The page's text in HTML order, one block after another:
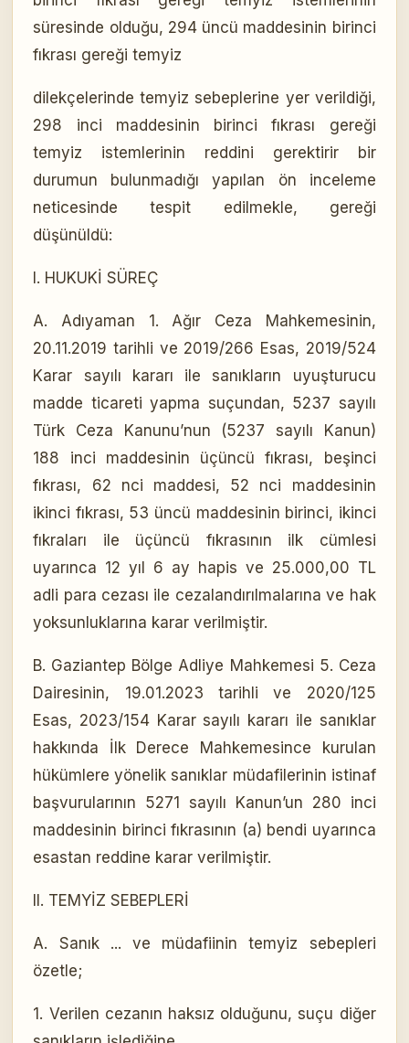
süresinde olduğu, 294 üncü maddesinin birinci
fıkrası gereği temyiz
dilekçelerinde temyiz sebeplerine yer verildiği,
298 inci maddesinin birinci fıkrası gereği
temyiz istemlerinin reddini gerektirir bir
durumun bulunmadığı yapılan ön inceleme
neticesinde tespit edilmekle, gereği
düşünüldü:
I. HUKUKİ SÜREÇ
A. Adıyaman 1. Ağır Ceza Mahkemesinin,
20.11.2019 tarihli ve 2019/266 Esas, 2019/524
Karar sayılı kararı ile sanıkların uyuşturucu
madde ticareti yapma suçundan, 5237 sayılı
Türk Ceza Kanunu’nun (5237 sayılı Kanun)
188 inci maddesinin üçüncü fıkrası, beşinci
fıkrası, 62 nci maddesi, 52 nci maddesinin
ikinci fıkrası, 53 üncü maddesinin birinci, ikinci
fıkraları ile üçüncü fıkrasının ilk cümlesi
uyarınca 12 yıl 6 ay hapis ve 25.000,00 TL
adli para cezası ile cezalandırılmalarına ve hak
yoksunluklarına karar verilmiştir.
B. Gaziantep Bölge Adliye Mahkemesi 5. Ceza
Dairesinin, 19.01.2023 tarihli ve 2020/125
Esas, 2023/154 Karar sayılı kararı ile sanıklar
hakkında İlk Derece Mahkemesince kurulan
hükümlere yönelik sanıklar müdafilerinin istinaf
başvurularının 5271 sayılı Kanun’un 280 inci
maddesinin birinci fıkrasının (a) bendi uyarınca
esastan reddine karar verilmiştir.
II. TEMYİZ SEBEPLERİ
A. Sanık ... ve müdafiinin temyiz sebepleri
özetle;
1. Verilen cezanın haksız olduğunu, suçu diğer